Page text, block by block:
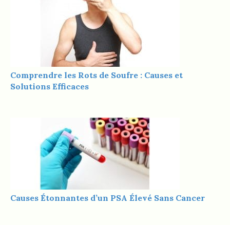
Comprendre les Rots de Soufre : Causes et
Solutions Efficaces
Causes Étonnantes d’un PSA Élevé Sans Cancer